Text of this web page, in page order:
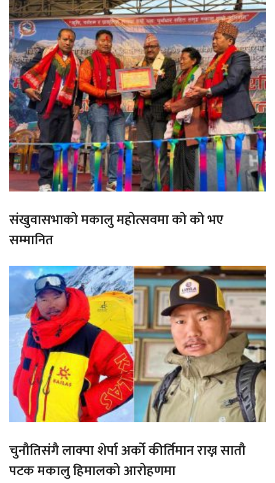
संखुवासभाको मकालु महोत्सवमा को को भए
सम्मानित
चुनौतिसंगै लाक्पा शेर्पा अर्को कीर्तिमान राख्न सातौ
पटक मकालु हिमालको आरोहणमा